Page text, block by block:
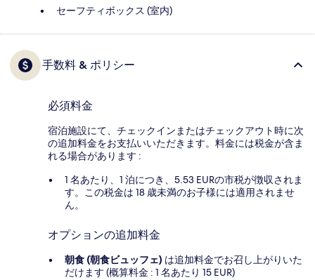
セーフティボックス (室内)
手数料 & ポリシー
必須料金
宿泊施設にて、チェックインまたはチェックアウト時に次
の追加料金をお支払いいただきます。料金には税金が含ま
れる場合があります :
1 名あたり、1 泊につき、5.53 EURの市税が徴収されま
す。この税金は 18 歳未満のお子様には適用されませ
ん。
オプションの追加料金
朝食 (朝食ビュッフェ) は追加料金でお召し上がりいた
だけます (概算料金 : 1 名あたり 15 EUR)